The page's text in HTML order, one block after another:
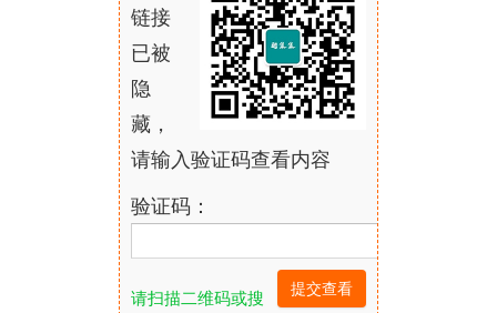
链接
已被
隐
藏，
请输入验证码查看内容
验证码：
请扫描二维码或搜